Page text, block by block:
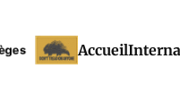
Accueil